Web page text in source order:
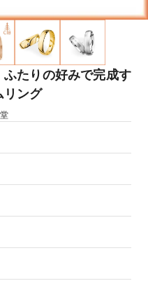
ふたりの好みで完成す
リング